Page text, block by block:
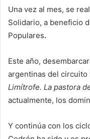
Una vez al mes, se
Solidario, a beneficio
Populares.
Este año,
argentinas del
Limítrofe. La pastora
actualmente, los
Y continúa con los